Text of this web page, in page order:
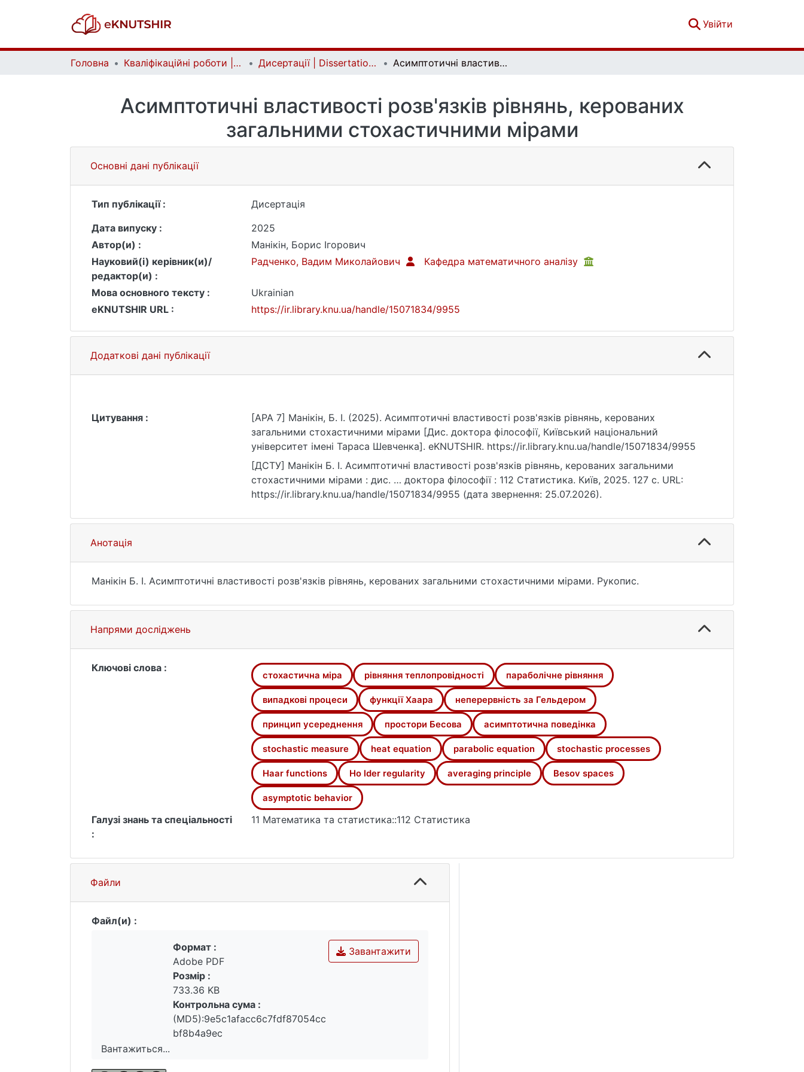
Увійти
Головна Кваліфікаційні роботи | Qualifying works Дисертації | Dissertations Асимптотичні властивості розв'язків рівнянь, керованих загальними стохастичними мірами
Асимптотичні властивості розв'язків рівнянь, керованих
загальними стохастичними мірами
Основні дані публікації
Тип публікації :
Дисертація
Дата випуску :
2025
Автор(и) :
Манікін, Борис Ігорович
Науковий(і) керівник(и)/
редактор(и) :
Радченко, Вадим Миколайович Кафедра математичного аналізу
Мова основного тексту :
Ukrainian
eKNUTSHIR URL :
https://ir.library.knu.ua/handle/15071834/9955
Додаткові дані публікації
Цитування :
[APA 7] Манікін, Б. І. (2025). Асимптотичні властивості розв'язків рівнянь, керованих
загальними стохастичними мірами [Дис. доктора філософії, Київський національний
університет імені Тараса Шевченка]. eKNUTSHIR. https://ir.library.knu.ua/handle/15071834/9955
[ДСТУ] Манікін Б. І. Асимптотичні властивості розв'язків рівнянь, керованих загальними
стохастичними мірами : дис. … доктора філософії : 112 Статистика. Київ, 2025. 127 с. URL:
https://ir.library.knu.ua/handle/15071834/9955 (дата звернення: 25.07.2026).
Анотація
Манікін Б. І. Асимптотичні властивості розв'язків рівнянь, керованих загальними стохастичними мірами. Рукопис.
Напрями досліджень
Ключові слова :
стохастична міра рівняння теплопровідності параболічне рівняння
випадкові процеси функції Хаара неперервність за Гельдером
принцип усереднення простори Бесова асимптотична поведінка
stochastic measure heat equation parabolic equation stochastic processes
Haar functions Ho lder regularity averaging principle Besov spaces
asymptotic behavior
Галузі знань та спеціальності
:
11 Математика та статистика::112 Статистика
Файли
Файл(и) :
Вантажиться...
Вантажиться...
Завантажити
Формат :
Adobe PDF
Розмір :
733.36 KB
Контрольна сума :
(MD5):9e5c1afacc6c7fdf87054cc
bf8b4a9ec